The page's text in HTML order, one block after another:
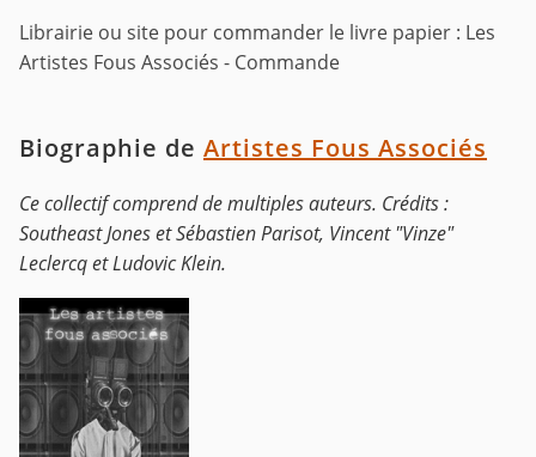
Librairie ou site pour commander le livre papier : Les
Artistes Fous Associés - Commande
Biographie de Artistes Fous Associés
Ce collectif comprend de multiples auteurs. Crédits :
Southeast Jones et Sébastien Parisot, Vincent "Vinze"
Leclercq et Ludovic Klein.